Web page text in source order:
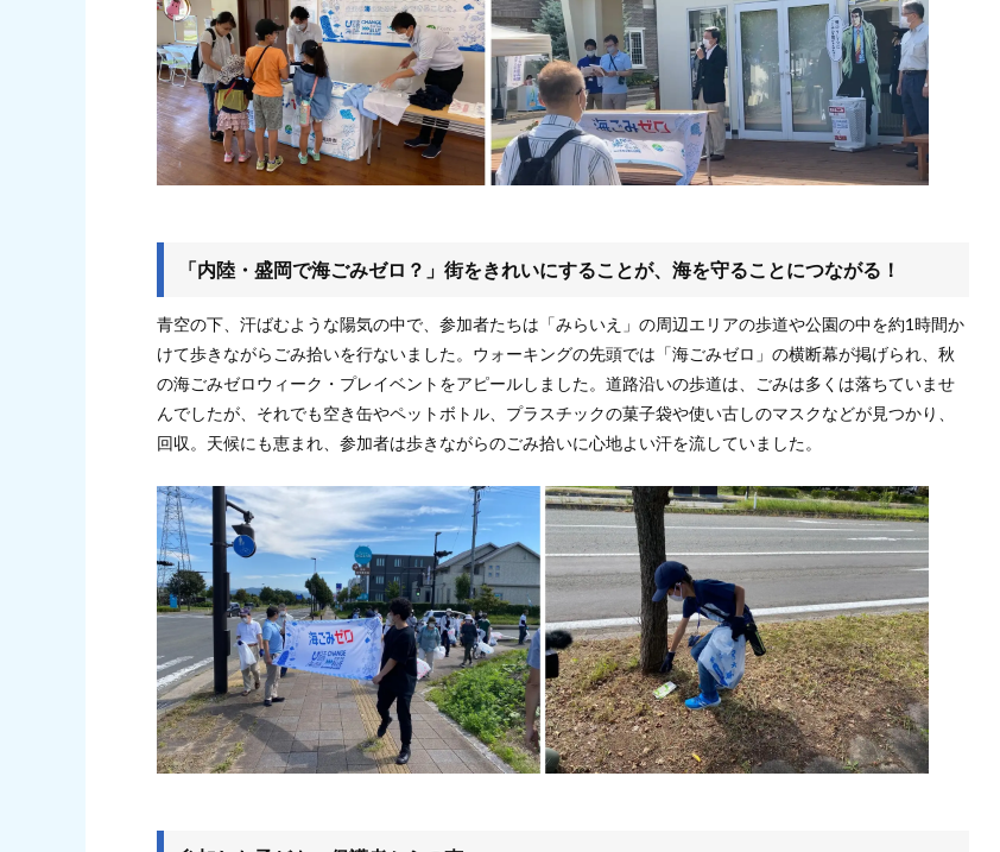
「内陸・盛岡で海ごみゼロ？」街をきれいにすることが、海を守ることにつながる！
青空の下、汗ばむような陽気の中で、参加者たちは「みらいえ」の周辺エリアの歩道や公園の中を約1時間か
けて歩きながらごみ拾いを行ないました。ウォーキングの先頭では「海ごみゼロ」の横断幕が掲げられ、秋
の海ごみゼロウィーク・プレイベントをアピールしました。道路沿いの歩道は、ごみは多くは落ちていませ
んでしたが、それでも空き缶やペットボトル、プラスチックの菓子袋や使い古しのマスクなどが見つかり、
回収。天候にも恵まれ、参加者は歩きながらのごみ拾いに心地よい汗を流していました。